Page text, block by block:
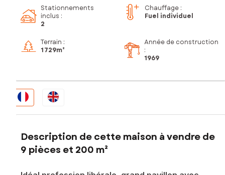
Stationnements
inclus :
2
Chauffage :
Fuel individuel
Terrain :
1 729m²
Année de construction
:
1969
Description de cette maison à vendre de
9 pièces et 200 m²